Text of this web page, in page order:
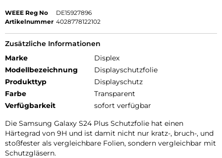
WEEE Reg No
DE15927896
Artikelnummer 4028778122102
Zusätzliche Informationen
Marke
Displex
Modellbezeichnung
Displayschutzfolie
Produkttyp
Displayschutz
Farbe
Transparent
Verfügbarkeit
sofort verfügbar
Die Samsung Galaxy S24 Plus Schutzfolie hat einen
Härtegrad von 9H und ist damit nicht nur kratz-, bruch-, und
stoßfester als vergleichbare Folien, sondern vergleichbar mit
Schutzgläsern.